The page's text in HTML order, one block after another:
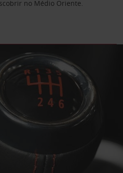
no Médio Oriente.